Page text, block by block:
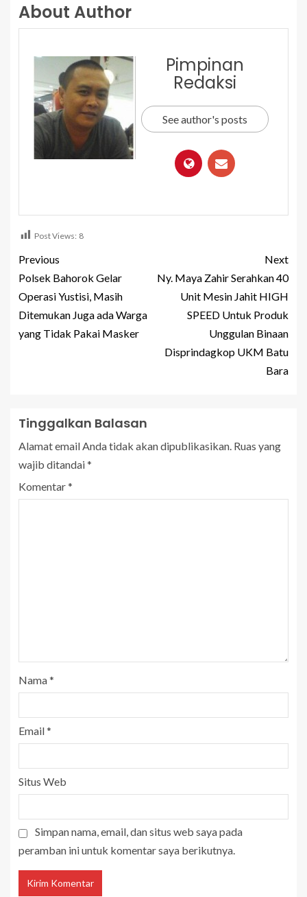
About Author
Pimpinan
Redaksi
See author's posts
Post Views: 8
Previous
Polsek Bahorok Gelar
Operasi Yustisi, Masih
Ditemukan Juga ada Warga
yang Tidak Pakai Masker
Next
Ny. Maya Zahir Serahkan 40
Unit Mesin Jahit HIGH
SPEED Untuk Produk
Unggulan Binaan
Disprindagkop UKM Batu
Bara
Tinggalkan Balasan
Alamat email Anda tidak akan dipublikasikan. Ruas yang
wajib ditandai*
Komentar*
Nama*
Email*
Situs Web
Simpan nama, email, dan situs web saya pada
peramban ini untuk komentar saya berikutnya.